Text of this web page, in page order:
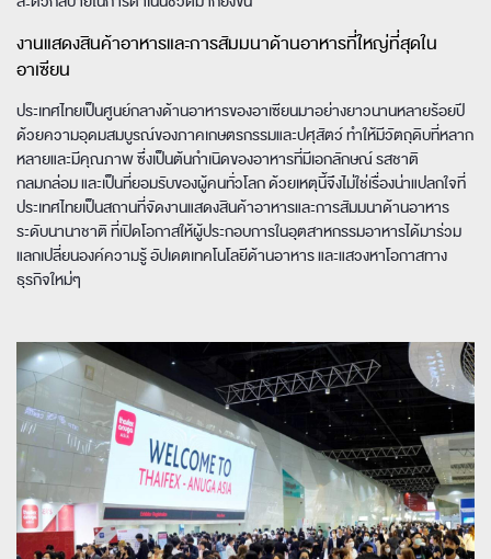
งานแสดงสินค้าอาหารและการสัมมนาด้านอาหารที่ใหญ่ที่สุดใน
อาเซียน
ประเทศไทยเป็นศูนย์กลางด้านอาหารของอาเซียนมาอย่างยาวนานหลายร้อยปี
ด้วยความอุดมสมบูรณ์ของภาคเกษตรกรรมและปศุสัตว์ ทำให้มีวัตถุดิบที่หลาก
หลายและมีคุณภาพ ซึ่งเป็นต้นกำเนิดของอาหารที่มีเอกลักษณ์ รสชาติ
กลมกล่อม และเป็นที่ยอมรับของผู้คนทั่วโลก ด้วยเหตุนี้จึงไม่ใช่เรื่องน่าแปลกใจที่
ประเทศไทยเป็นสถานที่จัดงานแสดงสินค้าอาหารและการสัมมนาด้านอาหาร
ระดับนานาชาติ ที่เปิดโอกาสให้ผู้ประกอบการในอุตสาหกรรมอาหารได้มาร่วม
แลกเปลี่ยนองค์ความรู้ อัปเดตเทคโนโลยีด้านอาหาร และแสวงหาโอกาสทาง
ธุรกิจใหม่ๆ